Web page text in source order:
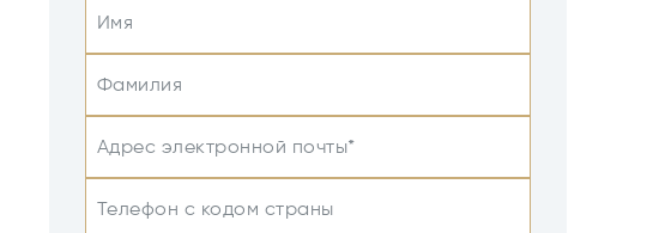
Имя
Фамилия
Адрес электронной почты*
Телефон с кодом страны